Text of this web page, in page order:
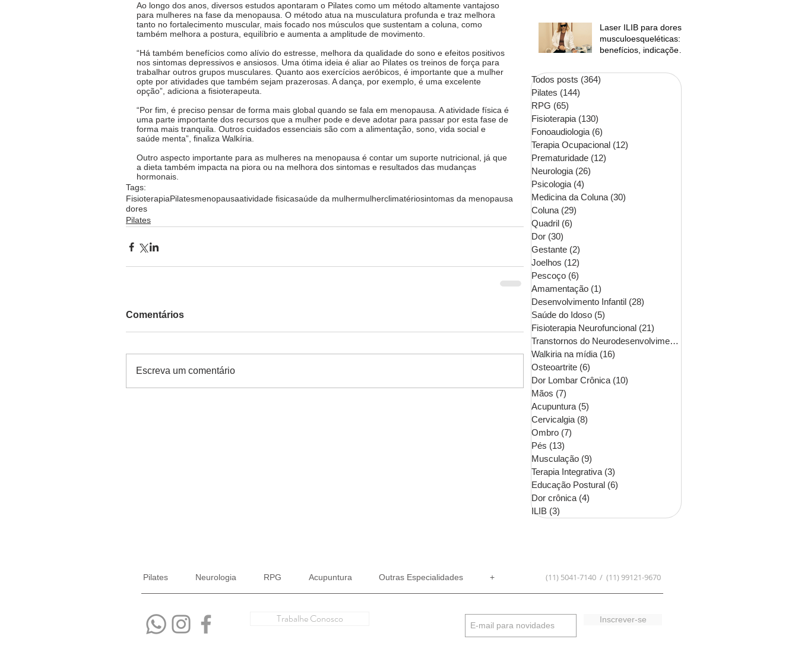
Ao longo dos anos, diversos estudos apontaram o Pilates como um método altamente vantajoso
para mulheres na fase da menopausa. O método atua na musculatura profunda e traz melhora
tanto no fortalecimento muscular, mais focado nos músculos que sustentam a coluna, como
também melhora a postura, equilíbrio e aumenta a amplitude de movimento.
“Há também benefícios como alívio do estresse, melhora da qualidade do sono e efeitos positivos
nos sintomas depressivos e ansiosos. Uma ótima ideia é aliar ao Pilates os treinos de força para
trabalhar outros grupos musculares. Quanto aos exercícios aeróbicos, é importante que a mulher
opte por atividades que também sejam prazerosas. A dança, por exemplo, é uma excelente
opção”, adiciona a fisioterapeuta.
“Por fim, é preciso pensar de forma mais global quando se fala em menopausa. A atividade física é
uma parte importante dos recursos que a mulher pode e deve adotar para passar por esta fase de
forma mais tranquila. Outros cuidados essenciais são com a alimentação, sono, vida social e
saúde menta”, finaliza Walkíria.
Outro aspecto importante para as mulheres na menopausa é contar um suporte nutricional, já que
a dieta também impacta na piora ou na melhora dos sintomas e resultados das mudanças
hormonais.
Tags:
FisioterapiaPilatesmenopausaatividade fisicasaúde da mulhermulherclimatériosintomas da menopausa
dores
Pilates
Comentários
Escreva um comentário
Laser ILIB para dores
musculoesqueléticas:
benefícios, indicações
Todos posts (364)
Pilates (144)
RPG (65)
Fisioterapia (130)
Fonoaudiologia (6)
Terapia Ocupacional (12)
Prematuridade (12)
Neurologia (26)
Psicologia (4)
Medicina da Coluna (30)
Coluna (29)
Quadril (6)
Dor (30)
Gestante (2)
Joelhos (12)
Pescoço (6)
Amamentação (1)
Desenvolvimento Infantil (28)
Saúde do Idoso (5)
Fisioterapia Neurofuncional (21)
Transtornos do Neurodesenvolvimento
Walkiria na mídia (16)
Osteoartrite (6)
Dor Lombar Crônica (10)
Mãos (7)
Acupuntura (5)
Cervicalgia (8)
Ombro (7)
Pés (13)
Musculação (9)
Terapia Integrativa (3)
Educação Postural (6)
Dor crônica (4)
ILIB (3)
(11) 5041-7140 / (11) 99121-9670
Pilates Neurologia RPG Acupuntura Outras Especialidades +
Trabalhe Conosco Inscrever-se